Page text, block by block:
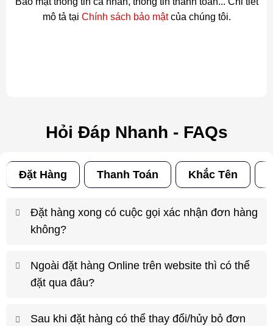
mô tả tại Chính sách bảo mậtcủa chúng tôi.
Hỏi Đáp Nhanh - FAQs
Đặt Hàng Thanh Toán Khắc Tên
Đặt hàng xong có cuộc gọi xác nhận đơn hàng
không?
Ngoài đặt hàng Online trên website thì có thể
đặt qua đâu?
Sau khi đặt hàng có thể thay đổi/hủy bỏ đơn